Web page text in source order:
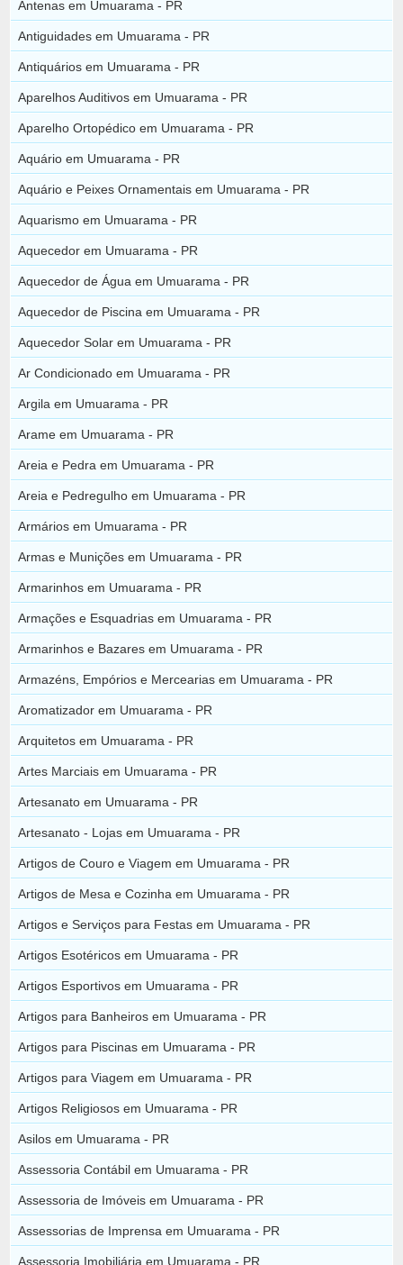
Antenas em Umuarama - PR
Antiguidades em Umuarama - PR
Antiquários em Umuarama - PR
Aparelhos Auditivos em Umuarama - PR
Aparelho Ortopédico em Umuarama - PR
Aquário em Umuarama - PR
Aquário e Peixes Ornamentais em Umuarama - PR
Aquarismo em Umuarama - PR
Aquecedor em Umuarama - PR
Aquecedor de Água em Umuarama - PR
Aquecedor de Piscina em Umuarama - PR
Aquecedor Solar em Umuarama - PR
Ar Condicionado em Umuarama - PR
Argila em Umuarama - PR
Arame em Umuarama - PR
Areia e Pedra em Umuarama - PR
Areia e Pedregulho em Umuarama - PR
Armários em Umuarama - PR
Armas e Munições em Umuarama - PR
Armarinhos em Umuarama - PR
Armações e Esquadrias em Umuarama - PR
Armarinhos e Bazares em Umuarama - PR
Armazéns, Empórios e Mercearias em Umuarama - PR
Aromatizador em Umuarama - PR
Arquitetos em Umuarama - PR
Artes Marciais em Umuarama - PR
Artesanato em Umuarama - PR
Artesanato - Lojas em Umuarama - PR
Artigos de Couro e Viagem em Umuarama - PR
Artigos de Mesa e Cozinha em Umuarama - PR
Artigos e Serviços para Festas em Umuarama - PR
Artigos Esotéricos em Umuarama - PR
Artigos Esportivos em Umuarama - PR
Artigos para Banheiros em Umuarama - PR
Artigos para Piscinas em Umuarama - PR
Artigos para Viagem em Umuarama - PR
Artigos Religiosos em Umuarama - PR
Asilos em Umuarama - PR
Assessoria Contábil em Umuarama - PR
Assessoria de Imóveis em Umuarama - PR
Assessorias de Imprensa em Umuarama - PR
Assessoria Imobiliária em Umuarama - PR